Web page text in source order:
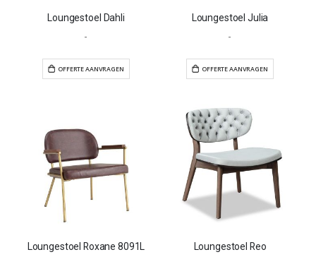
OFFERTE AANVRAGEN OFFERTE
Loungestoel Dahli
-
Loungestoel Julia
-
Loungestoel Roxane 8091L
Loungestoel Reo